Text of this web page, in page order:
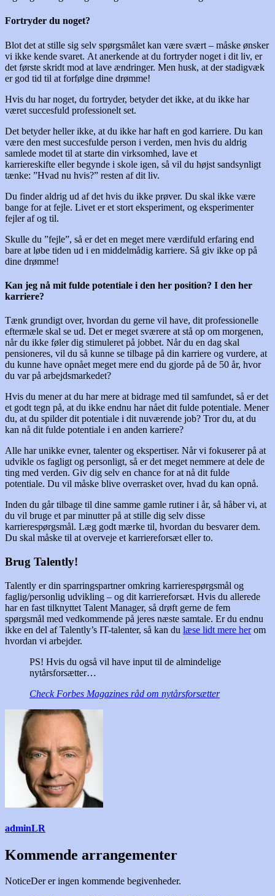
Fortryder du noget?
Blot det at stille sig selv spørgsmålet kan være svært – måske ønsker
vi ikke kende svaret. At anerkende at du fortryder noget i dit liv, er
det første skridt mod at lave ændringer. Men husk, at der stadigvæk
er god tid til at forfølge dine drømme!
Hvis du har noget, du fortryder, betyder det ikke, at du ikke har
været succesfuld professionelt set.
Det betyder heller ikke, at du ikke har haft en god karriere. Du kan
være den mest succesfulde person i verden, men hvis du aldrig
samlede modet til at starte din virksomhed, lave et
karriereskifte eller begynde i skole igen, så vil du højst sandsynligt
tænke: ”Hvad nu hvis?” resten af dit liv.
Du finder aldrig ud af det hvis du ikke prøver. Du skal ikke være
bange for at fejle. Livet er et stort eksperiment, og eksperimenter
fejler af og til.
Skulle du ”fejle”, så er det en meget mere værdifuld erfaring end
bare at løbe tiden ud i en middelmådig karriere. Så giv ikke op på
dine drømme!
Kan jeg nå mit fulde potentiale i den her position? I den her
karriere?
Tænk grundigt over, hvordan du gerne vil have, dit professionelle
eftermæle skal se ud. Det er meget sværere at stå op om morgenen,
når du ikke føler dig stimuleret på jobbet. Når du en dag skal
pensioneres, vil du så kunne se tilbage på din karriere og vurdere, at
du kunne have opnået meget mere end du gjorde på de 50 år, hvor
du var på arbejdsmarkedet?
Hvis du mener at du har mere at bidrage med til samfundet, så er det
et godt tegn på, at du ikke endnu har nået dit fulde potentiale. Mener
du, at du spilder dit potentiale i dit nuværende job? Tror du, at du
kan nå dit fulde potentiale i en anden karriere?
Alle har unikke evner, talenter og ekspertiser. Når vi fokuserer på at
udvikle os fagligt og personligt, så er det meget nemmere at dele de
ting med verden. Giv dig selv en chance for at nå dit fulde
potentiale. Du vil måske blive overrasket over, hvad du kan opnå.
Inden du går tilbage til dine samme gamle rutiner i år, så håber vi, at
du vil bruge et par minutter på at stille dig selv disse
karrierespørgsmål. Læg godt mærke til, hvordan du besvarer dem.
Du skal måske til at overveje et karriereforsæt eller to.
Brug Talently!
Talently er din sparringspartner omkring karrierespørgsmål og
faglig/personlig udvikling – og dit karriereforsæt. Hvis du allerede
har en fast tilknyttet Talent Manager, så drøft gerne de fem
spørgsmål med vedkommende på jeres næste samtale. Er du endnu
ikke en del af Talently’s IT-talenter, så kan du læse lidt mere herom
hvordan vi arbejder.
PS! Hvis du også vil have input til de almindelige
nytårsforsætter…
Check Forbes Magazines råd om nytårsforsætter
adminLR
Kommende arrangementer
NoticeDer er ingen kommende begivenheder.